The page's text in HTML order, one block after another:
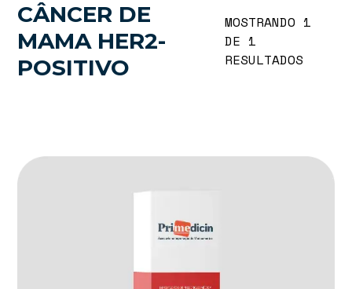
CÂNCER DE
MAMA HER2-
POSITIVO
MOSTRANDO 1
DE 1
RESULTADOS